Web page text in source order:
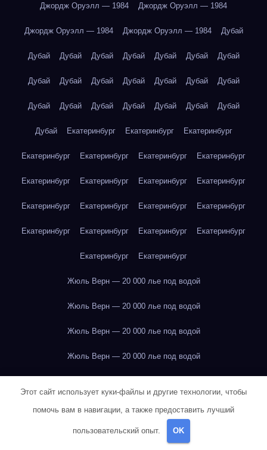
Джордж Оруэлл — 1984 Джордж Оруэлл — 1984
Джордж Оруэлл — 1984 Джордж Оруэлл — 1984 Дубай
Дубай Дубай Дубай Дубай Дубай Дубай Дубай
Дубай Дубай Дубай Дубай Дубай Дубай Дубай
Дубай Дубай Дубай Дубай Дубай Дубай Дубай
Дубай Екатеринбург Екатеринбург Екатеринбург
Екатеринбург Екатеринбург Екатеринбург Екатеринбург
Екатеринбург Екатеринбург Екатеринбург Екатеринбург
Екатеринбург Екатеринбург Екатеринбург Екатеринбург
Екатеринбург Екатеринбург Екатеринбург Екатеринбург
Екатеринбург Екатеринбург
Жюль Верн — 20 000 лье под водой
Жюль Верн — 20 000 лье под водой
Жюль Верн — 20 000 лье под водой
Жюль Верн — 20 000 лье под водой
Жюль Верн — 20 000 лье под водой
Этот сайт использует куки-файлы и другие технологии, чтобы
помочь вам в навигации, а также предоставить лучший
пользовательский опыт. OK